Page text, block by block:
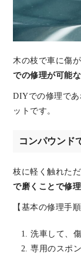
木の枝で車に傷
での修理が可能
DIYでの修理であ
ットです。
コンパウンド
枝に軽く触れた
で磨くことで修
【基本の修理手順
洗車して、
専用のスポ